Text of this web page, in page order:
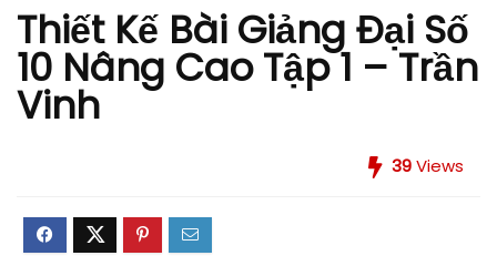
Thiết Kế Bài Giảng Đại Số
10 Nâng Cao Tập 1 – Trần
Vinh
39Views